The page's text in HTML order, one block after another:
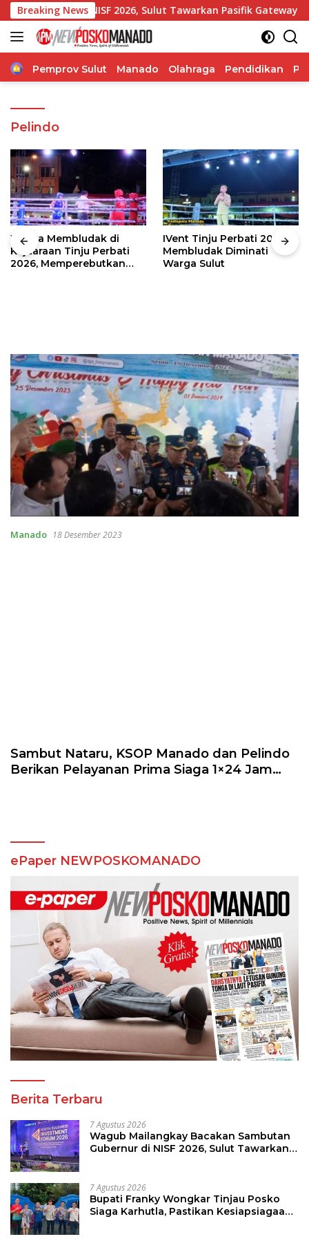
Langsung
ke
konten
Breaking News
di NISF 2026, Sulut Tawarkan Pasifik Gateway dan
Home
Pemprov Sulut Manado Olahraga Pendidikan
Pelindo
Warga Membludak di
Kejuaraan Tinju Perbati
2026, Memperebutkan
IVent Tinju Perbati 2026
Membludak Diminati
Warga Sulut
Manado 18 Desember 2023
Sambut Nataru, KSOP Manado dan Pelindo
Berikan Pelayanan Prima Siaga 1×24 Jam
ePaper NEWPOSKOMANADO
Berita Terbaru
7 Agustus 2026
Wagub Mailangkay Bacakan Sambutan
Gubernur di NISF 2026, Sulut Tawarkan
7 Agustus 2026
Bupati Franky Wongkar Tinjau Posko
Siaga Karhutla, Pastikan Kesiapsiagaan